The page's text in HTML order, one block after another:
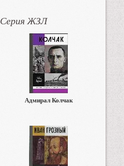
Серия ЖЗЛ
Адмирал Колчак